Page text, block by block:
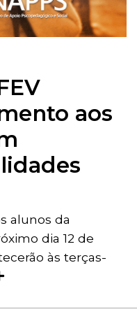
aos
alunos da
dia 12 de
às terças-